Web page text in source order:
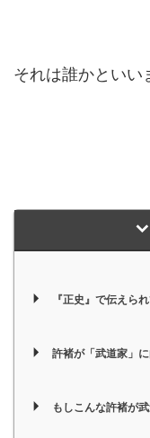
それは誰かといい
『正史』で伝えら
許褚が「武道家」
もしこんな許褚が